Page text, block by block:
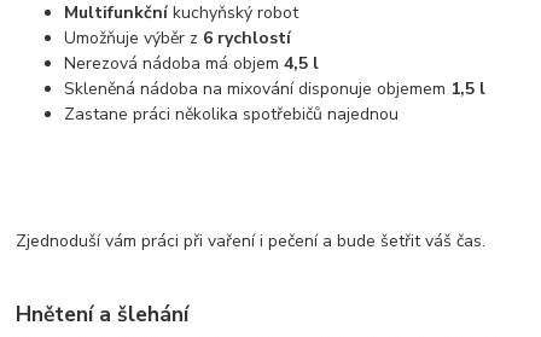
Multifunkčníkuchyňský robot
Umožňuje výběr z 6 rychlostí
Nerezová nádoba má objem4,5 l
Skleněná nádoba na mixování disponuje objemem 1,5 l
Zastane práci několika spotřebičů najednou
Zjednoduší vám práci při vaření i pečení a bude šetřit váš čas.
Hnětení a šlehání